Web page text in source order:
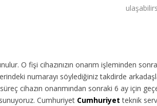
O fişi cihazınızın onarım işleminden
numarayı söylediğiniz takdirde
cihazın onarımından sonraki 6 ay için
Cumhuriyet Cumhuriyet teknik